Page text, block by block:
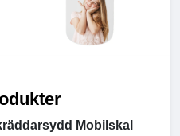
Mobilskal